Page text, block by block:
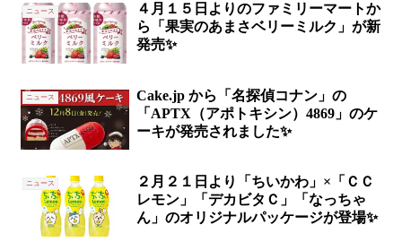
ニュース
４月１５日よりのファミリーマートか
ら「果実のあまさベリーミルク」が新
発売✨
ニュース
Cake.jp から「名探偵コナン」の
「APTX（アポトキシン）4869」のケ
ーキが発売されました✨
ニュース
２月２１日より「ちいかわ」×「ＣＣ
レモン」「デカビタＣ」「なっちゃ
ん」のオリジナルパッケージが登場✨